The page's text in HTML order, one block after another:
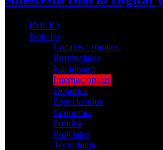
INICIO
Noticias
Locales / zonales
Provinciales
Nacionales
Internacionales
Deportes
Espectaculos
Economia
Politica
Policiales
Tecnologia